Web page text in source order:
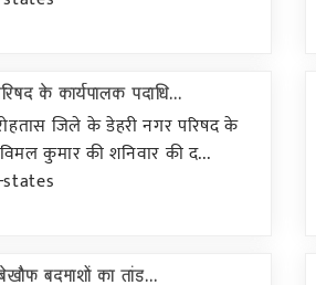
के कार्यपालक पदाधि...
जिले के डेहरी नगर परिषद के
कुमार की शनिवार की द...
बदमाशों का तांड...